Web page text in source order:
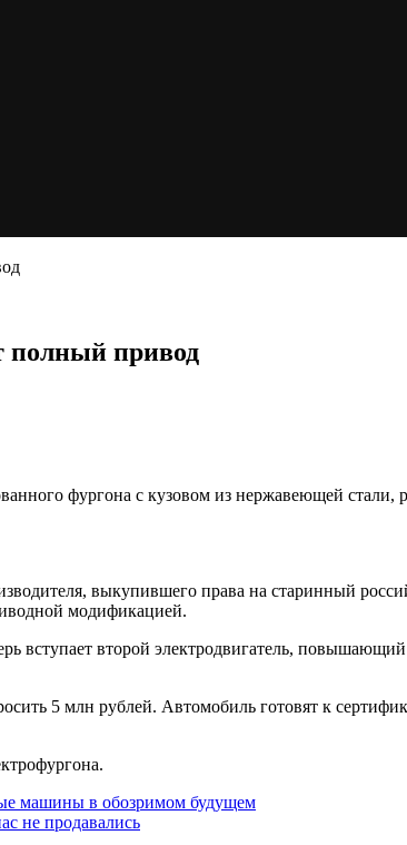
полный привод
фургона с кузовом из нержавеющей
выкупившего права на старинный
модификацией.
вступает второй электродвигатель,
5 млн рублей. Автомобиль готовят к
машины в обозримом будущем
не продавались